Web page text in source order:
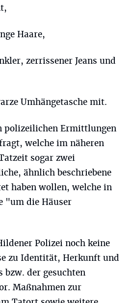
Haare,
zerrissener Jeans und
Umhängetasche mit.
polizeilichen Ermittlungen
welche im näheren
sogar zwei
ähnlich beschriebene
haben wollen, welche in
"um die Häuser
Polizei noch keine
zu Identität, Herkunft und
bzw. der gesuchten
Maßnahmen zur